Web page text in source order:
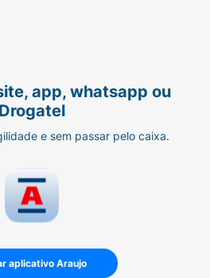
Líquido.
Confortável
cobertura, longa duração,
app, whatsapp ou
Drogatel
e sem passar pelo caixa.
aplicativo Araujo